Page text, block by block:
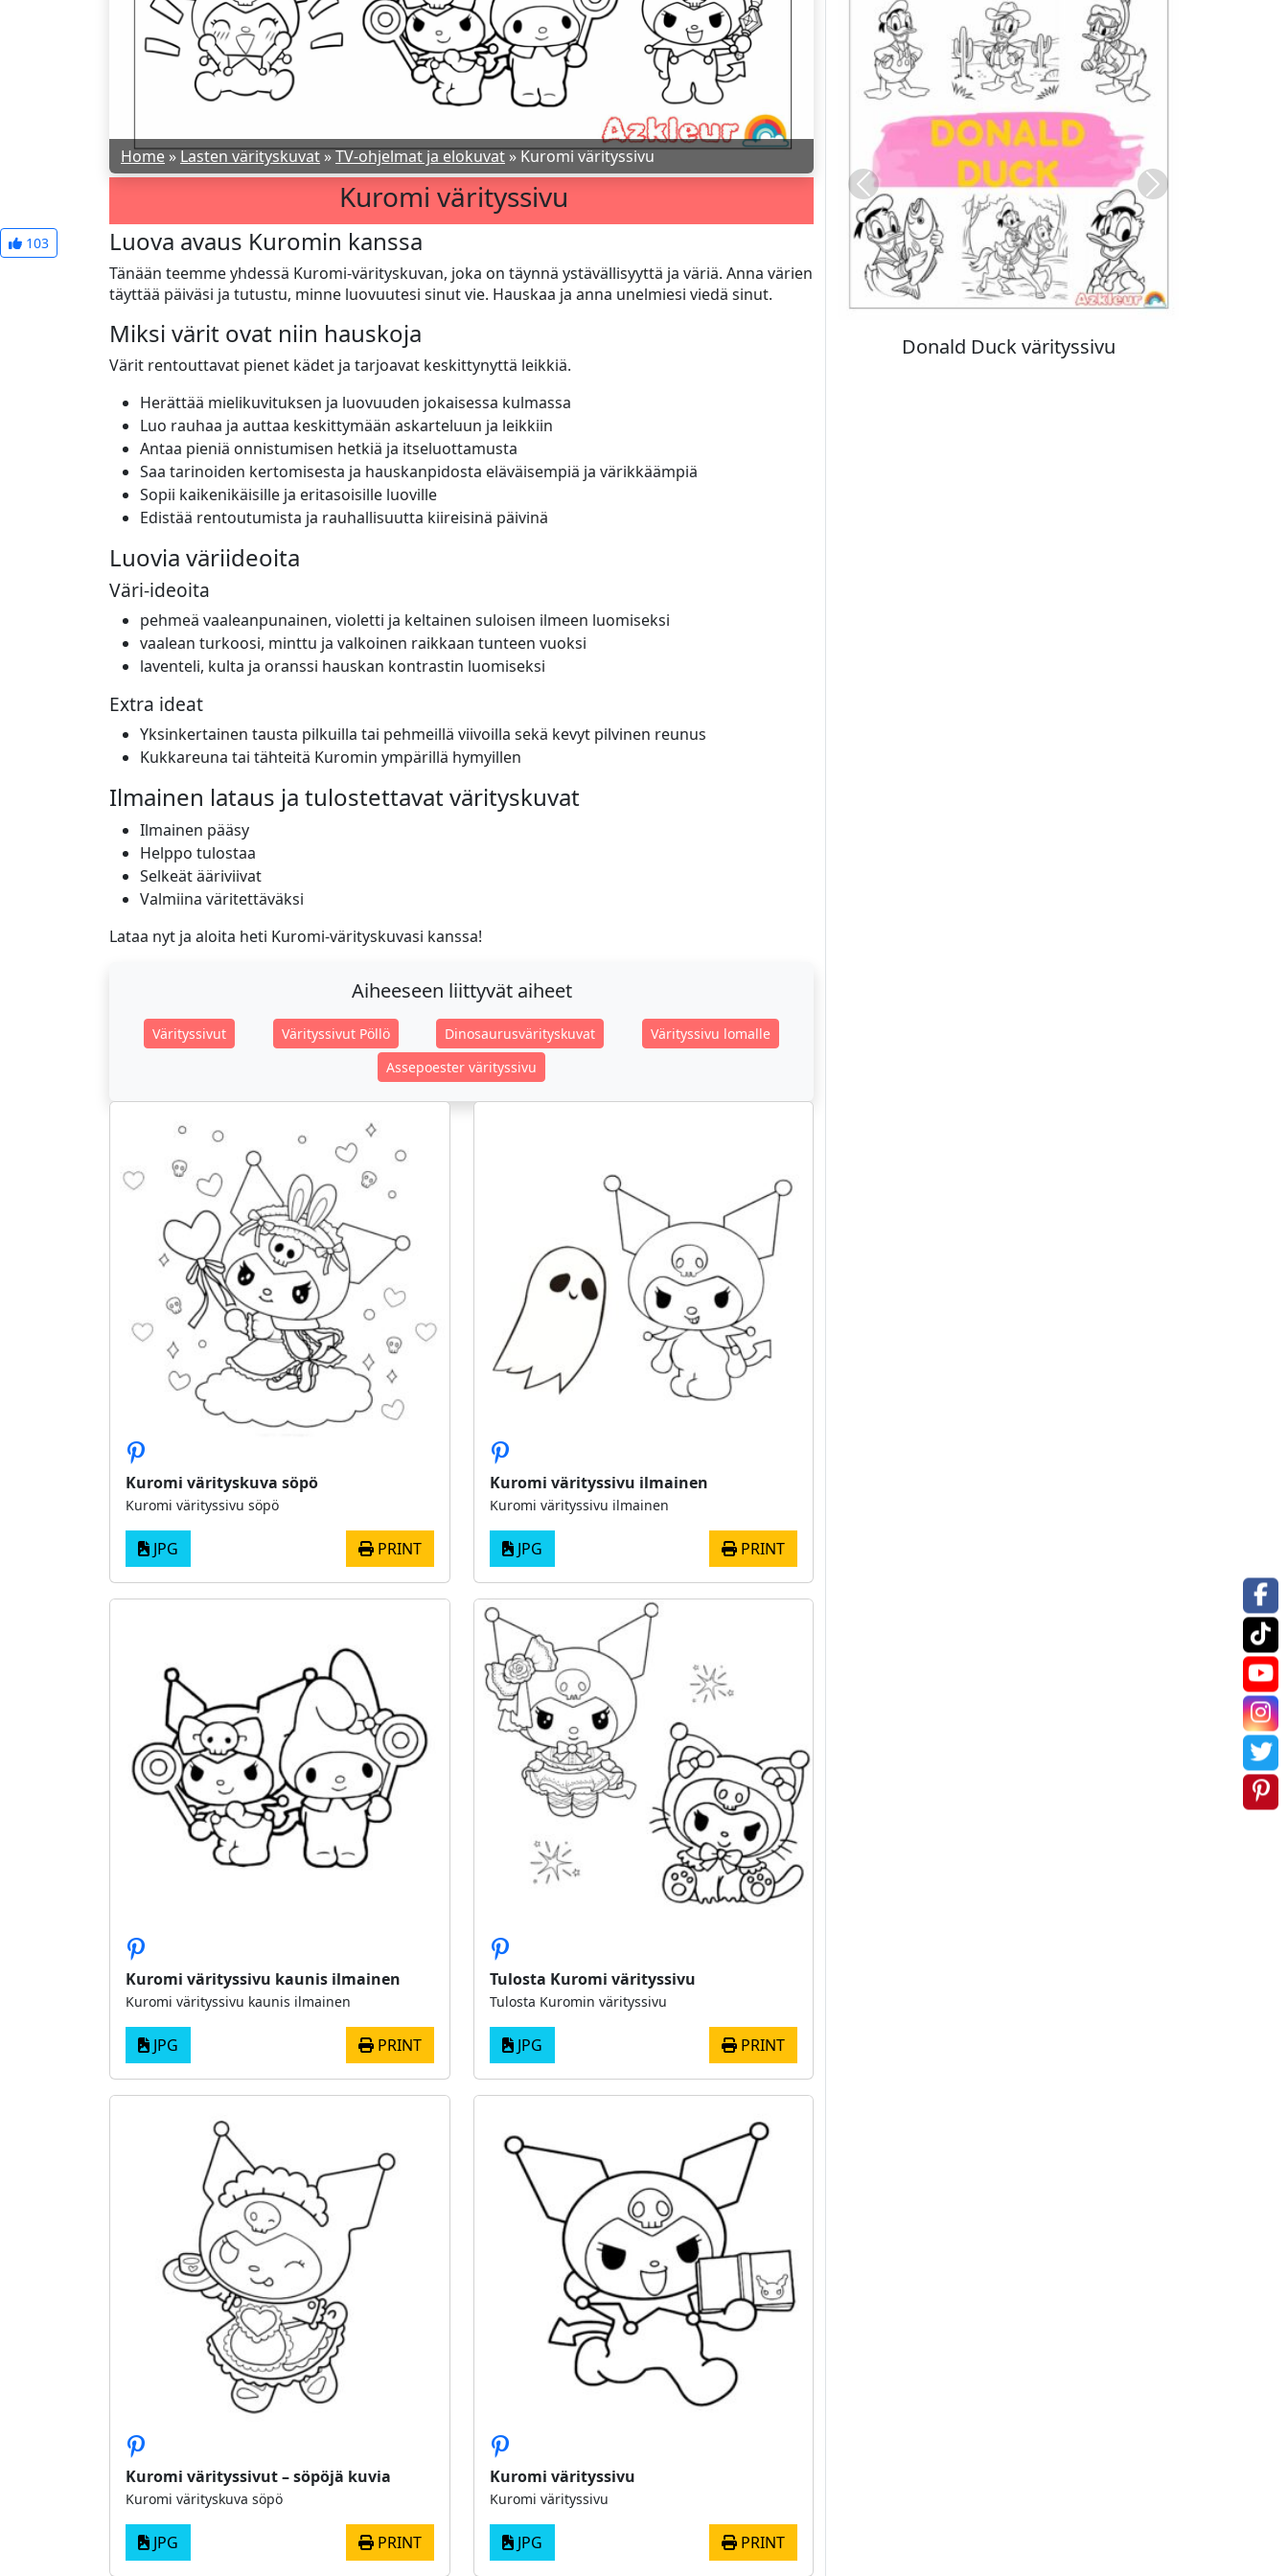
Home»Lasten värityskuvat»TV-ohjelmat ja elokuvat»Kuromi värityssivu
Kuromi värityssivu
103 Luova avaus Kuromin kanssa
Tänään teemme yhdessä Kuromi-värityskuvan, joka on täynnä ystävällisyyttä ja väriä. Anna värien
täyttää päiväsi ja tutustu, minne luovuutesi sinut vie. Hauskaa ja anna unelmiesi viedä sinut.
Miksi värit ovat niin hauskoja
Värit rentouttavat pienet kädet ja tarjoavat keskittynyttä leikkiä.
Herättää mielikuvituksen ja luovuuden jokaisessa kulmassa
Luo rauhaa ja auttaa keskittymään askarteluun ja leikkiin
Antaa pieniä onnistumisen hetkiä ja itseluottamusta
Saa tarinoiden kertomisesta ja hauskanpidosta eläväisempiä ja värikkäämpiä
Sopii kaikenikäisille ja eritasoisille luoville
Edistää rentoutumista ja rauhallisuutta kiireisinä päivinä
Luovia väriideoita
Väri-ideoita
pehmeä vaaleanpunainen, violetti ja keltainen suloisen ilmeen luomiseksi
vaalean turkoosi, minttu ja valkoinen raikkaan tunteen vuoksi
laventeli, kulta ja oranssi hauskan kontrastin luomiseksi
Extra ideat
Yksinkertainen tausta pilkuilla tai pehmeillä viivoilla sekä kevyt pilvinen reunus
Kukkareuna tai tähteitä Kuromin ympärillä hymyillen
Ilmainen lataus ja tulostettavat värityskuvat
Ilmainen pääsy
Helppo tulostaa
Selkeät ääriviivat
Valmiina väritettäväksi
Lataa nyt ja aloita heti Kuromi-värityskuvasi kanssa!
Aiheeseen liittyvät aiheet
Värityssivut Värityssivut Pöllö Dinosaurusvärityskuvat
Värityssivu lomalle
Assepoester värityssivu
Kuromi värityskuva söpö
Kuromi värityssivu söpö
JPG PRINT
Kuromi värityssivu ilmainen
Kuromi värityssivu ilmainen
JPG PRINT
Kuromi värityssivu kaunis ilmainen
Kuromi värityssivu kaunis ilmainen
JPG PRINT
Tulosta Kuromi värityssivu
Tulosta Kuromin värityssivu
JPG PRINT
Kuromi värityssivut – söpöjä kuvia
Kuromi värityskuva söpö
JPG PRINT
Kuromi värityssivu
Kuromi värityssivu
JPG PRINT
Stitch värityskuva
Previous Next